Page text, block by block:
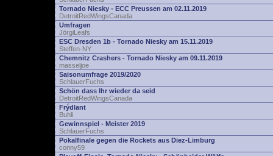
Tornado Niesky - ECC Preussen am 02.11.2019
DetroitRedWingsCanada
Umfragen
JörgiLeafs
ESC Dresden 1b - Tornado Niesky am 15.11.2019
Steffen-NY
Chemnitz Crashers - Tornado Niesky am 09.11.2019
masseljoe
Saisonumfrage 2019/2020
SchlauerFuchs
Schön dass Ihr wieder da seid
DetroitRedWingsCanada
Frýdlant
Buhli
Gewinnspiel - Meister 2019
SchlauerFuchs
Pokalfinale gegen die Rockets aus Diez-Limburg
conny59